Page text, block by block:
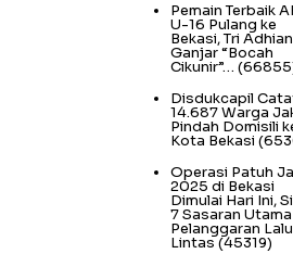
Pemain Terbaik
U-16 Pulang ke
Bekasi, Tri
Ganjar “Bocah
Cikunir”…
Disdukcapil
14.687 Warga
Pindah Domisili
Kota Bekasi
Operasi Patuh
2025 di Bekasi
Dimulai Hari Ini,
7 Sasaran Utama
Pelanggaran Lalu
Lintas(45319)